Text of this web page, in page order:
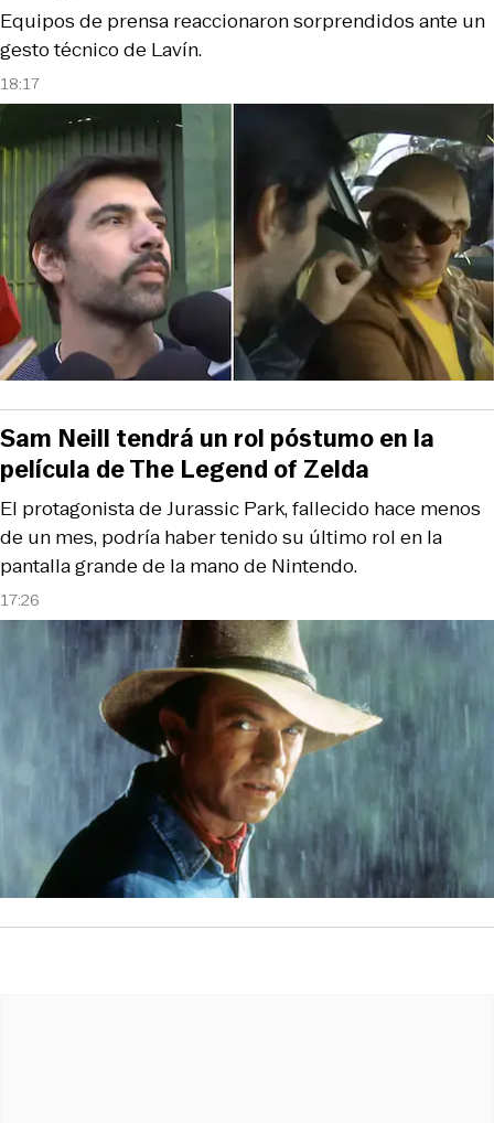
18:17
Equipos de prensa reaccionaron sorprendidos ante un
gesto técnico de Lavín.
17:26
El protagonista de Jurassic Park, fallecido hace menos
de un mes, podría haber tenido su último rol en la
pantalla grande de la mano de Nintendo.
Sam Neill tendrá un rol póstumo en la
película de The Legend of Zelda